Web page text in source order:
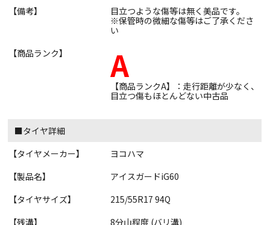
【備考】
目立つような傷等は無く美品です。
※保管時の微細な傷等はご了承くださ
い
【商品ランク】
A
【商品ランクA】：走行距離が少なく、
目立つ傷もほとんどない中古品
■タイヤ詳細
【タイヤメーカー】
ヨコハマ
【製品名】
アイスガードiG60
【タイヤサイズ】
215/55R17 94Q
【残溝】
8分山程度 (バリ溝)